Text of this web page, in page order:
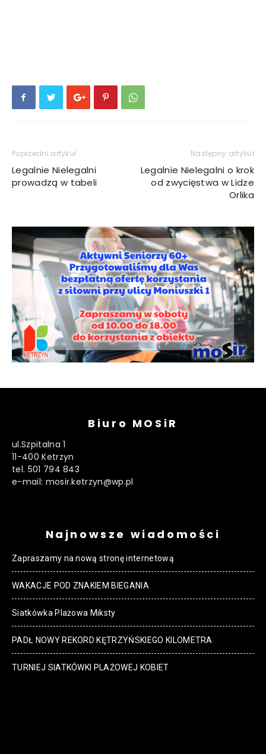
Poprzedni artykuł
Legalnie Nielegalni
prowadzą w tabeli
Następny artykuł
Legalnie Nielegalni o krok
od zwycięstwa w Lidze
Orlika
Biuro MOSiR
ul.Szpitalna 1
11-400 Ketrzyn
tel. 501 794 843
e-mail: mosir.ketrzyn@wp.pl
Najnowsze wiadomości
Zapraszamy na nową stronę internetową
WAKACJE POD ZNAKIEM BIEGANIA
Siatkówka Plażowa Miksty
PADŁ NOWY REKORD KĘTRZYŃSKIEGO KILOMETRA
TURNIEJ SIATKÓWKI PLAŻOWEJ KOBIET